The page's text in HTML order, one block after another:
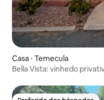
Casa ⋅ Temecula
Bella Vista: vinhedo